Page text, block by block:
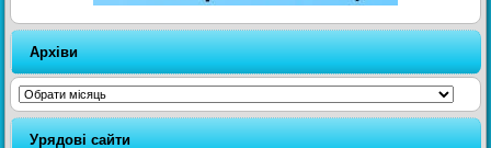
Архіви
Архіви
Урядові сайти